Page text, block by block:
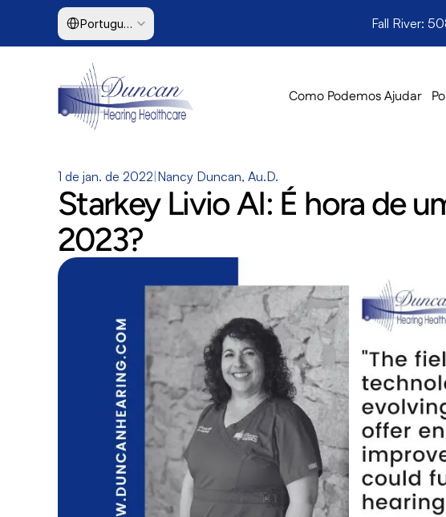
Select Language
Portuguese (Brazil) Fall River:
Como Podemos Ajudar
1 de jan. de 2022 Nancy Duncan, Au.D.
Starkey Livio AI: É hora de
2023?